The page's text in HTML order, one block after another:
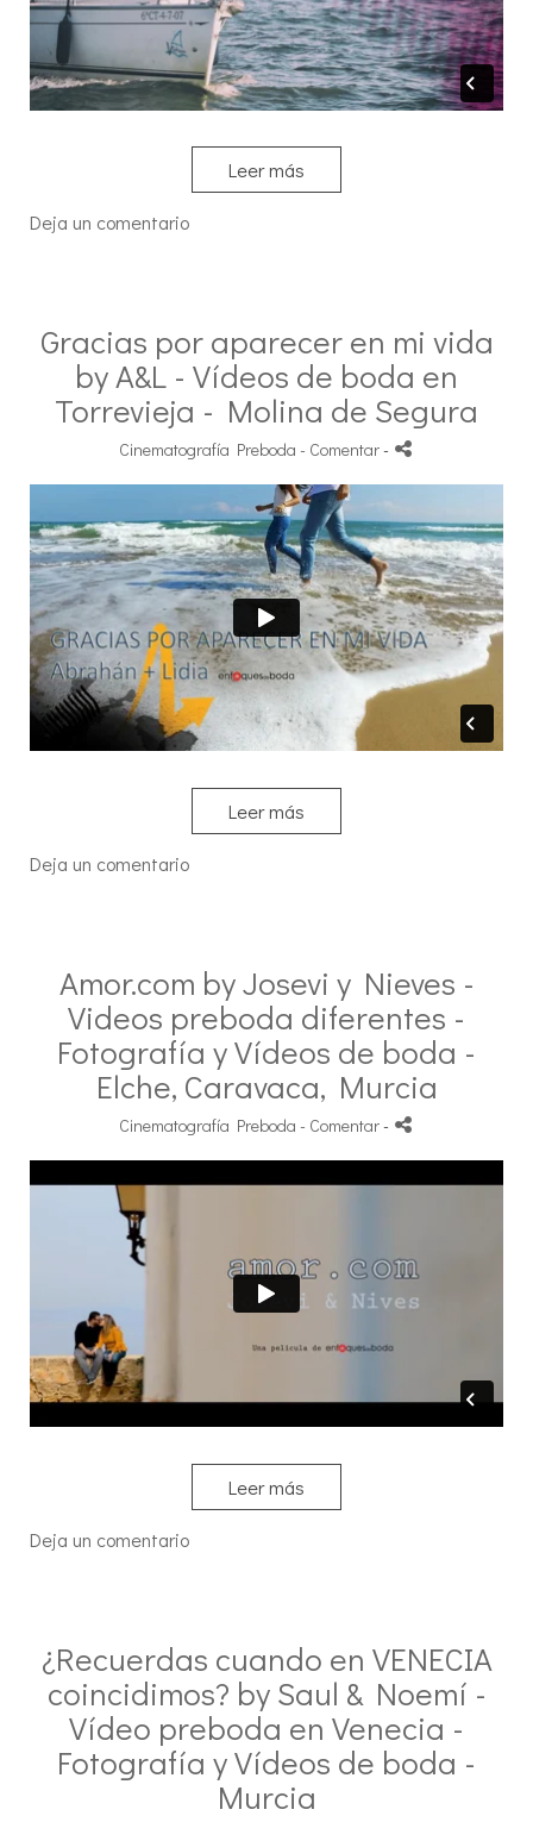
Leer más
Deja un comentario
Gracias por aparecer en mi vida
by A&L - Vídeos de boda en
Torrevieja - Molina de Segura
Cinematografía Preboda - Comentar-
Leer más
Deja un comentario
Amor.com by Josevi y Nieves -
Videos preboda diferentes -
Fotografía y Vídeos de boda -
Elche, Caravaca, Murcia
Cinematografía Preboda - Comentar-
Leer más
Deja un comentario
¿Recuerdas cuando en VENECIA
coincidimos? by Saul & Noemí -
Vídeo preboda en Venecia -
Fotografía y Vídeos de boda -
Murcia